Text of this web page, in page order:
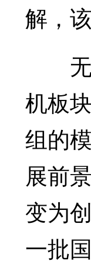
解，
无
机板
组的
展前
变为
一批